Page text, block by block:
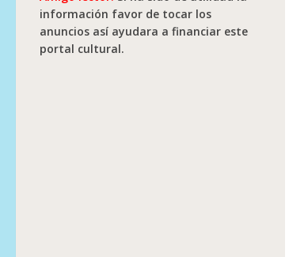
información favor de tocar los
anuncios así ayudara a financiar este
portal cultural.